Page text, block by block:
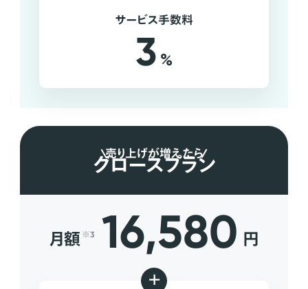
サービス手数料
3 %
売り上げが増えたら
グロースプラン
月額 ※3 16,580 円
+